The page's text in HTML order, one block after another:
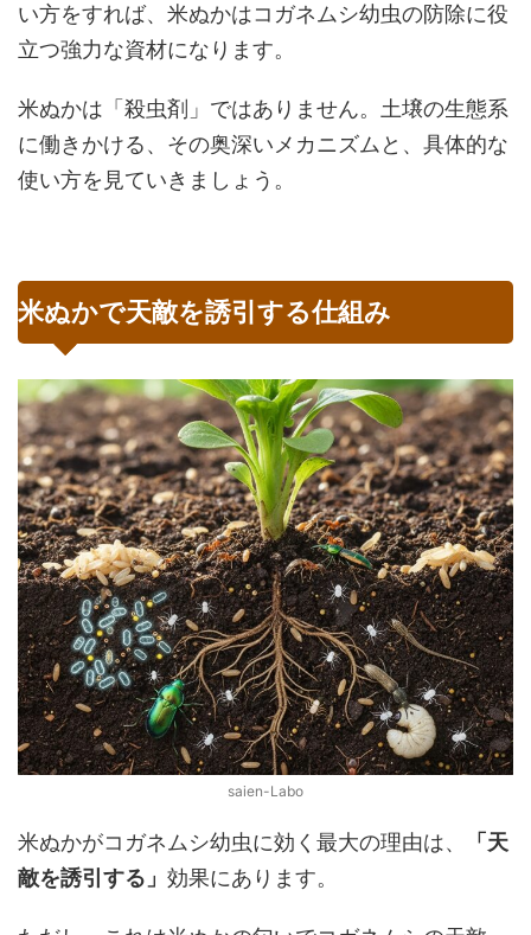
い方をすれば、米ぬかはコガネムシ幼虫の防除に役
立つ強力な資材になります。
米ぬかは「殺虫剤」ではありません。土壌の生態系
に働きかける、その奥深いメカニズムと、具体的な
使い方を見ていきましょう。
米ぬかで天敵を誘引する仕組み
saien-Labo
米ぬかがコガネムシ幼虫に効く最大の理由は、
「天
敵を誘引する」 効果にあります。